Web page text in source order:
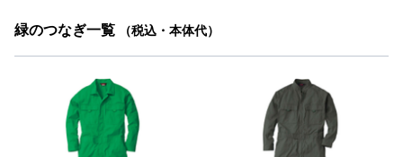
緑のつなぎ一覧 （税込・本体代）